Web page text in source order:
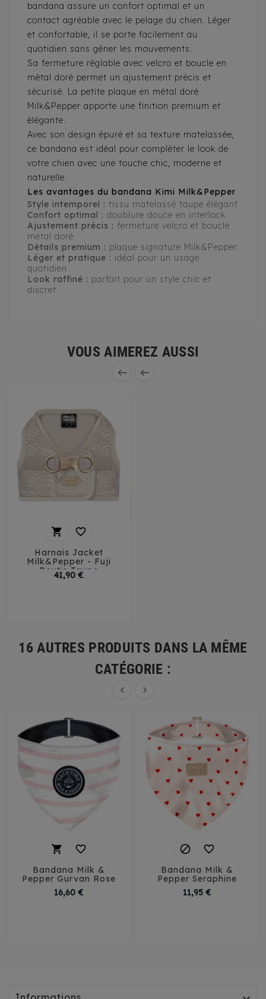
bandana assure un confort optimal et un
contact agréable avec le pelage du chien. Léger
et confortable, il se porte facilement au
quotidien sans gêner les mouvements.
Sa fermeture réglable avec velcro et boucle en
métal doré permet un ajustement précis et
sécurisé. La petite plaque en métal doré
Milk&Pepper apporte une finition premium et
élégante.
Avec son design épuré et sa texture matelassée,
ce bandana est idéal pour compléter le look de
votre chien avec une touche chic, moderne et
naturelle.
Les avantages du bandana Kimi Milk&Pepper
Style intemporel : tissu matelassé taupe élégant
Confort optimal : doublure douce en interlock
Ajustement précis : fermeture velcro et boucle
métal doré
Détails premium : plaque signature Milk&Pepper
Léger et pratique : idéal pour un usage
quotidien
Look raffiné : parfait pour un style chic et
discret
VOUS AIMEREZ AUSSI
 
 
Harnais Jacket
Milk&Pepper - Fuji
Boutis Taupe
41,90 €Prix
16 AUTRES PRODUITS DANS LA MÊME
CATÉGORIE :
 
 
Bandana Milk &
Pepper Gurvan Rose
16,60 €Prix
 
Bandana Milk &
Pepper Seraphine
11,95 €